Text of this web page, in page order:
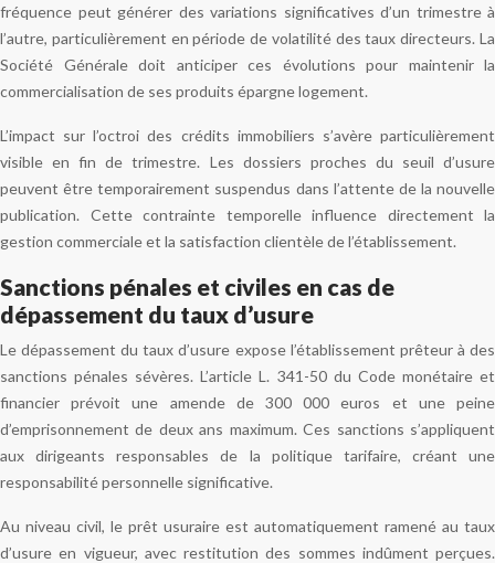
fréquence peut générer des variations significatives d’un trimestre à
l’autre, particulièrement en période de volatilité des taux directeurs. La
Société Générale doit anticiper ces évolutions pour maintenir la
commercialisation de ses produits épargne logement.
L’impact sur l’octroi des crédits immobiliers s’avère particulièrement
visible en fin de trimestre. Les dossiers proches du seuil d’usure
peuvent être temporairement suspendus dans l’attente de la nouvelle
publication. Cette contrainte temporelle influence directement la
gestion commerciale et la satisfaction clientèle de l’établissement.
Sanctions pénales et civiles en cas de
dépassement du taux d’usure
Le dépassement du taux d’usure expose l’établissement prêteur à des
sanctions pénales sévères. L’article L. 341-50 du Code monétaire et
financier prévoit une amende de 300 000 euros et une peine
d’emprisonnement de deux ans maximum. Ces sanctions s’appliquent
aux dirigeants responsables de la politique tarifaire, créant une
responsabilité personnelle significative.
Au niveau civil, le prêt usuraire est automatiquement ramené au taux
d’usure en vigueur, avec restitution des sommes indûment perçues.